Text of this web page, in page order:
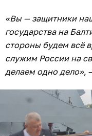
«Вы — защитники
государства на
стороны будем всё
служим России на
делаем одно дело»,